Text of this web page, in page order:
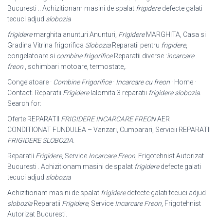
Bucuresti .. Achizitionam masini de spalat frigideredefecte galati
tecuci adjud slobozia
frigideremarghita anunturi Anunturi, FrigidereMARGHITA, Casa si
Gradina Vitrina frigorifica SloboziaReparatii pentru frigidere,
congelatoare si combine frigorificeReparatii diverse :incarcare
freon , schimbari motoare, termostate,.
Congelatoare · Combine Frigorifice· Incarcare cu freon · Home ·
Contact. Reparatii FrigidereIalomita 3 reparatii frigidere slobozia.
Search for:
Oferte REPARATII FRIGIDERE INCARCARE FREONAER
CONDITIONAT FUNDULEA – Vanzari, Cumparari, Servicii REPARATII
FRIGIDERE SLOBOZIA
Reparatii Frigidere, Service Incarcare Freon , Frigotehnist Autorizat
Bucuresti . Achizitionam masini de spalat frigideredefecte galati
tecuci adjud slobozia
Achizitionam masini de spalat frigideredefecte galati tecuci adjud
sloboziaReparatii Frigidere, Service Incarcare Freon , Frigotehnist
Autorizat Bucuresti.